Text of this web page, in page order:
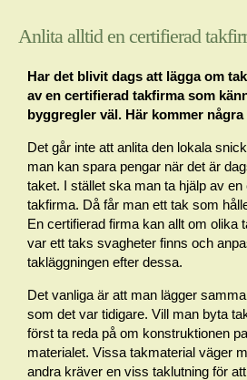
Anlita alltid en certifierad
Har det blivit dags att lägga om
av en certifierad takfirma som
byggregler väl. Här kommer
Det går inte att anlita den lokala
man kan spara pengar när det är
taket. I stället ska man ta hjälp av en
takfirma. Då får man ett tak som
En certifierad firma kan allt om olika
var ett taks svagheter finns och
takläggningen efter dessa.
Det vanliga är att man lägger
som det var tidigare. Vill man byta
först ta reda på om konstruktionen
materialet. Vissa takmaterial väger
andra kräver en viss taklutning för